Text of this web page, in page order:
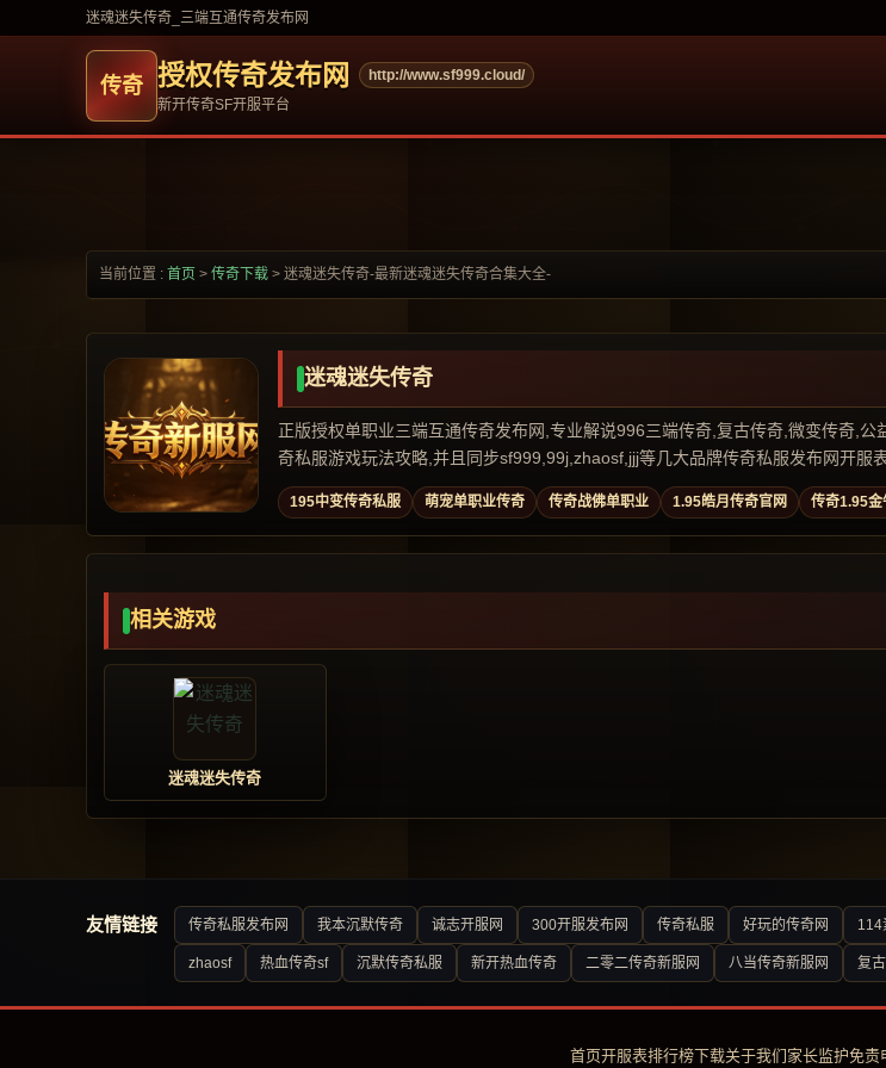
迷魂迷失传奇_三端互通传奇发布网
授权传奇发布网
http://www.sf999.cloud/
新开传奇SF开服平台
当前位置 : 首页 > 传奇下载 > 迷魂迷失传奇-最新迷魂迷失传奇合集大全-
迷魂迷失传奇
正版授权单职业三端互通传奇发布网,专业解说996三端传奇,复古传奇,微变传奇,
奇私服游戏玩法攻略,并且同步sf999,99j,zhaosf,jjj等几大品牌传奇私服发布网开服
195中变传奇私服 萌宠单职业传奇 传奇战佛单职业 1.95皓月传奇官网 传奇1.95金
相关游戏
迷魂迷失传奇
友情链接 传奇私服发布网 我本沉默传奇 诚志开服网 300开服发布网 传奇私服 好玩的传奇网 114
zhaosf 热血传奇sf 沉默传奇私服 新开热血传奇 二零二传奇新服网 八当传奇新服网 复
首页开服表排行榜下载关于我们 家长监护免责